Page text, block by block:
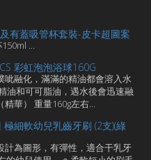
有蓋吸管杯套裝-皮卡超圖案
...
彩虹泡泡浴球160G
呲融化，滿滿的精油都會溶入水
油和可可脂油，遇水後會迅速融
華） 重量160g左右...
極細軟幼兒乳齒牙刷 (2支)(綠
計為圖形，有彈性，適合干乳牙